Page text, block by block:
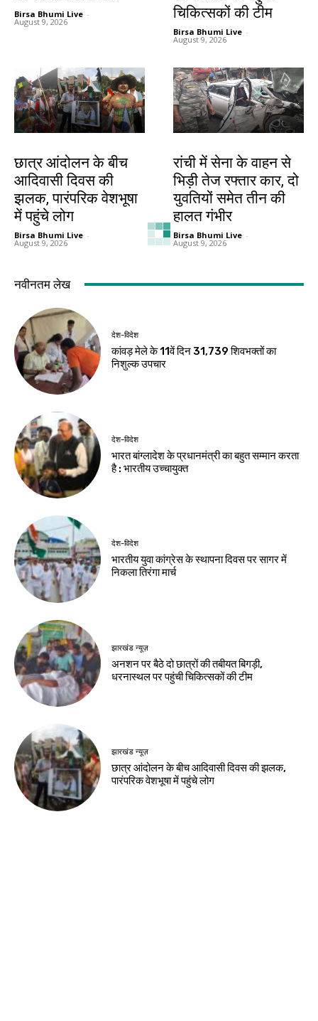
Birsa Bhumi Live -
August 9, 2026
चिकित्सकों की टीम
Birsa Bhumi Live -
August 9, 2026
छात्र आंदोलन के बीच
आदिवासी दिवस की
झलक, पारंपरिक वेशभूषा
में पहुंचे लोग
Birsa Bhumi Live -
August 9, 2026
रांची में सेना के वाहन से
भिड़ी तेज रफ्तार कार, दो
युवतियों समेत तीन की
हालत गंभीर
Birsa Bhumi Live -
August 9, 2026
नवीनतम लेख
देश-विदेश
कांवड़ मेले के 11वें दिन 31,739 शिवभक्तों का
निशुल्क उपचार
देश-विदेश
भारत बांग्लादेश के प्रधानमंत्री का बहुत सम्मान करता
है : भारतीय उच्चायुक्त
देश-विदेश
भारतीय युवा कांग्रेस के स्थापना दिवस पर सागर में
निकला तिरंगा मार्च
झारखंड न्यूज़
अनशन पर बैठे दो छात्रों की तबीयत बिगड़ी,
धरनास्थल पर पहुंची चिकित्सकों की टीम
झारखंड न्यूज़
छात्र आंदोलन के बीच आदिवासी दिवस की झलक,
पारंपरिक वेशभूषा में पहुंचे लोग